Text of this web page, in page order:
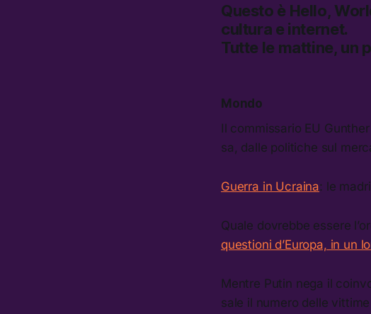
Questo è Hello,
cultura e internet.
Tutte le mattine, un
Mondo
Il commissario EU
sa, dalle politiche sul
Guerra in Ucraina: le
Quale dovrebbe essere
questioni d’Europa, in un
Mentre Putin nega il
sale il numero delle